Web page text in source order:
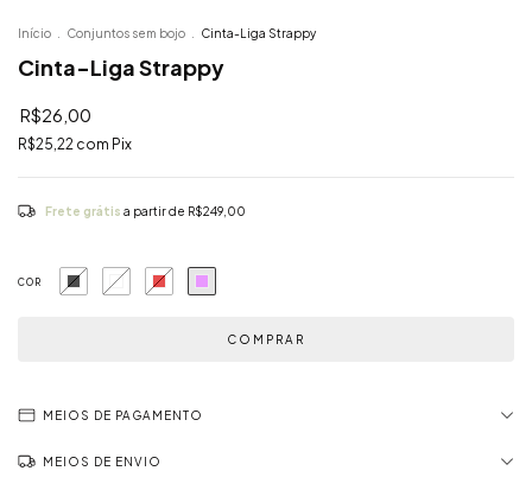
Início Conjuntos sem bojo Cinta-Liga Strappy
Cinta-Liga Strappy
R$26,00
R$25,22 com Pix
Frete grátis a partir de R$249,00
COR
MEIOS DE PAGAMENTO
MEIOS DE ENVIO